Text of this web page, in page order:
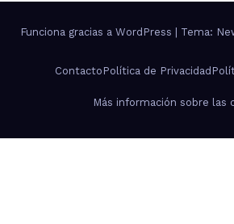
Funciona gracias a WordPress | Tema:
Contacto Política de Privacidad
Más información sobre las